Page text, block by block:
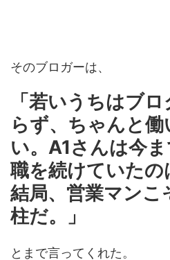
そのブロガーは、
「若いうちはブ
らず、ちゃんと
い。A1さんは今
職を続けていたの
結局、営業マンこ
柱だ。」
とまで言ってくれた。